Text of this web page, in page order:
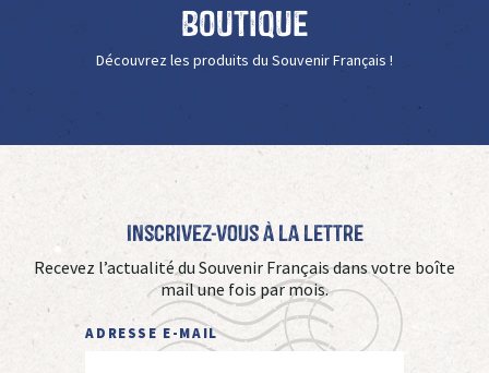
Boutique
Découvrez les produits du Souvenir Français !
Inscrivez-vous à La Lettre
Recevez l’actualité du Souvenir Français dans votre boîte
mail une fois par mois.
ADRESSE E-MAIL